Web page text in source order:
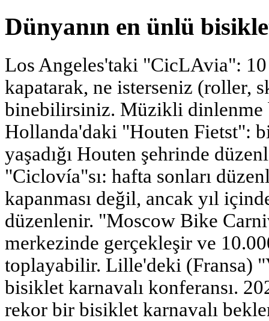
Dünyanın en ünlü
Los Angeles'taki "CicLAvia":
kapatarak, ne isterseniz (roller,
binebilirsiniz. Müzikli dinlenme
Hollanda'daki "Houten Fietst":
yaşadığı Houten şehrinde
"Ciclovía"sı: hafta sonları
kapanması değil, ancak yıl
düzenlenir. "Moscow Bike
merkezinde gerçekleşir ve
toplayabilir. Lille'deki (Fransa)
bisiklet karnavalı konferansı.
rekor bir bisiklet karnavalı